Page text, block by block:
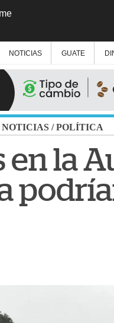
NOTICIAS GUATE
NOTICIAS /POLÍTICA
en la